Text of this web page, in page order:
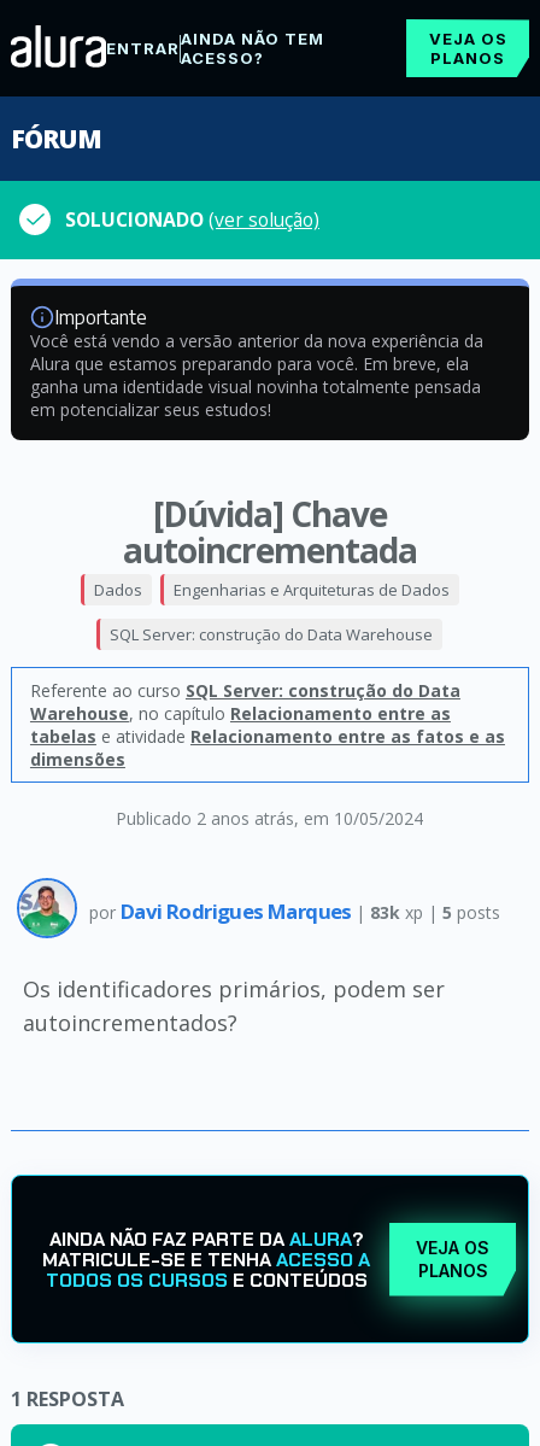
ENTRARAINDA NÃO TEM
ACESSO?
VEJA OS
PLANOS
FÓRUM
SOLUCIONADO(ver solução)
Importante
Você está vendo a versão anterior da nova experiência da
Alura que estamos preparando para você. Em breve, ela
ganha uma identidade visual novinha totalmente pensada
em potencializar seus estudos!
[Dúvida] Chave
autoincrementada
Publicado 2 anos atrás, em 10/05/2024
Dados Engenharias e Arquiteturas de Dados
SQL Server: construção do Data Warehouse
Referente ao curso SQL Server: construção do Data
Warehouse, no capítulo Relacionamento entre as
tabelas e atividade Relacionamento entre as fatos e as
dimensões
por Davi Rodrigues Marques | 83k xp |5 posts
Os identificadores primários, podem ser
autoincrementados?
AINDA NÃO FAZ PARTE DAALURA?
MATRICULE-SE E TENHAACESSO A
TODOS OS CURSOS E CONTEÚDOS
VEJA OS
PLANOS
1 RESPOSTA